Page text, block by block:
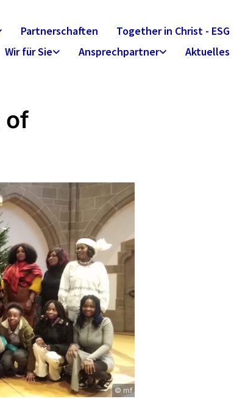
Partnerschaften
Together in Christ - ESG
Wir für Sie Ansprechpartner Aktuelles
of
© mf